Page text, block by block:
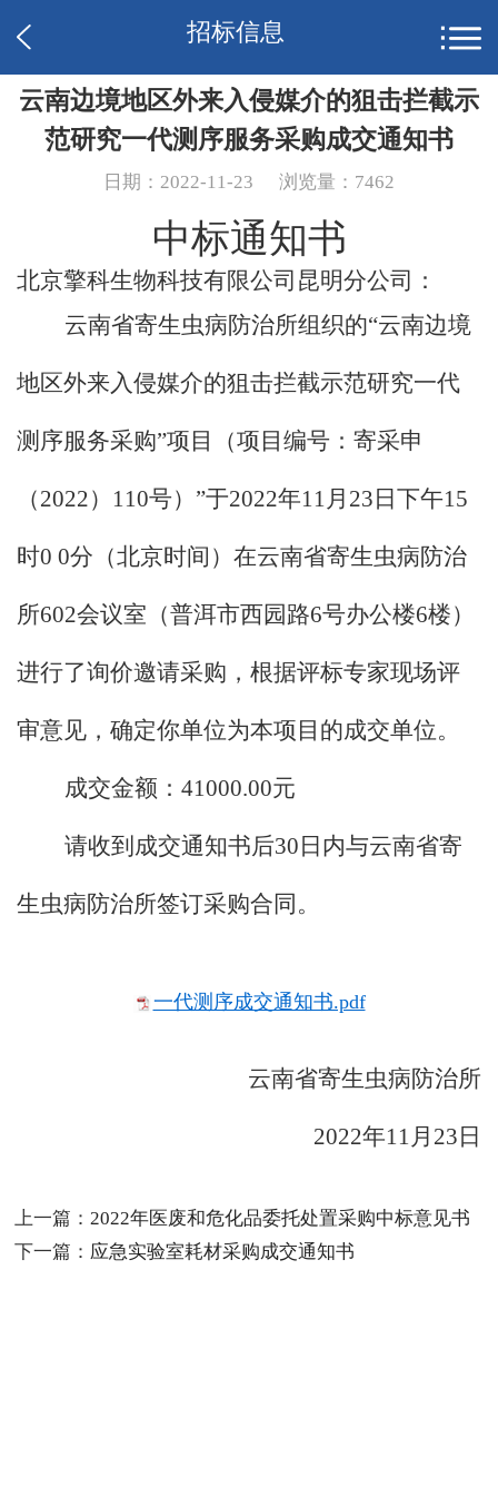
招标信息
云南边境地区外来入侵媒介的狙击拦截示
范研究一代测序服务采购成交通知书
日期：2022-11-23 浏览量：7462
中标通知书
北京擎科生物科技有限公司昆明分公司：
云南省寄生虫病防治所组织的“云南边境
地区外来入侵媒介的狙击拦截示范研究一代
测序服务采购”项目（项目编号：寄采申
（2022）110号）”于2022年11月23日下午15
时0 0分（北京时间）在云南省寄生虫病防治
所602会议室（普洱市西园路6号办公楼6楼）
进行了询价邀请采购，根据评标专家现场评
审意见，确定你单位为本项目的成交单位。
成交金额： 41000.00元
请收到成交通知书后30日内与云南省寄
生虫病防治所签订采购合同。
一代测序成交通知书.pdf
云南省寄生虫病防治所
2022年11月23日
上一篇：2022年医废和危化品委托处置采购中标意见书
下一篇： 应急实验室耗材采购成交通知书